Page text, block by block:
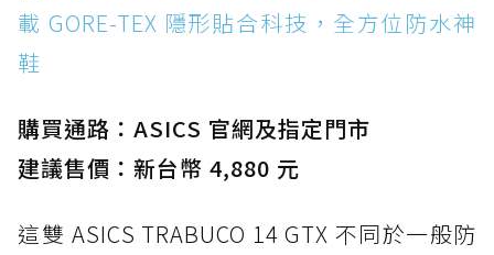
載 GORE-TEX 隱形貼合科技，全方位防水神
鞋
購買通路：ASICS 官網及指定門市
建議售價：新台幣 4,880 元
這雙 ASICS TRABUCO 14 GTX 不同於一般防